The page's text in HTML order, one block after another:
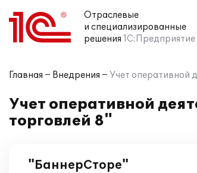
Отраслевые
и специализированные
решения 1С:Предприятие
Главная Внедрения Учет оперативной
Учет оперативной
торговлей 8"
"БаннерСторе"